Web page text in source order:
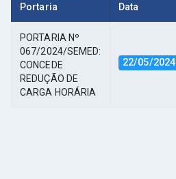
Portaria
Data
PORTARIA Nº
067/2024/SEMED:
CONCEDE
REDUÇÃO DE
CARGA HORÁRIA
22/05/2024